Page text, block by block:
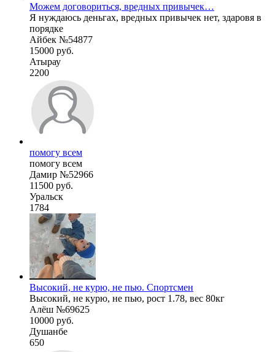
Можем договориться, вредных привычек…
Я нуждаюсь деньгах, вредных привычек нет, здаровя в
порядке
Айбек №54877
15000 руб.
Атырау
2200
помогу всем
помогу всем
Дамир №52966
11500 руб.
Уральск
1784
Высокий, не курю, не пью. Спортсмен
Высокий, не курю, не пью, рост 1.78, вес 80кг
Алёш №69625
10000 руб.
Душанбе
650